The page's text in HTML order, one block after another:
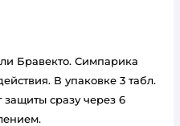
Бравекто. Симпарика
В упаковке 3 табл.
сразу через 6